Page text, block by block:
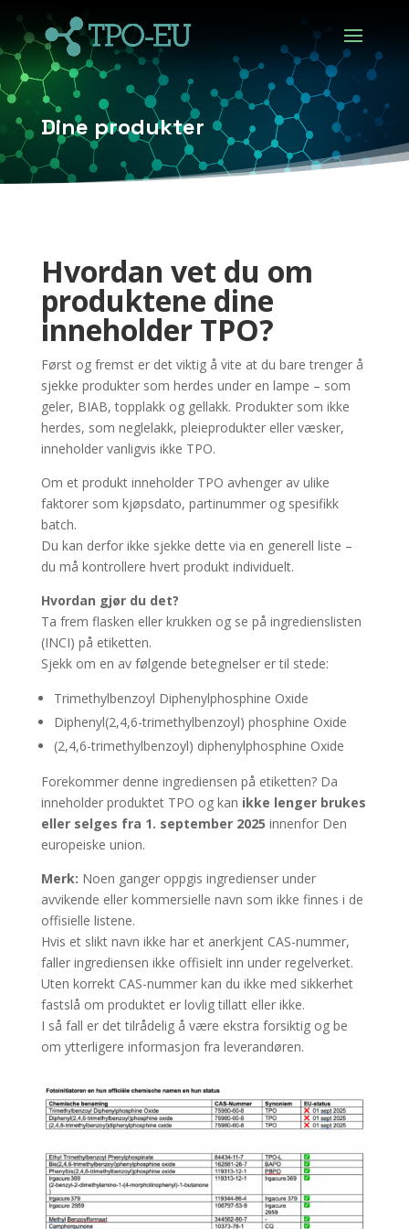
Dine produkter
Hvordan vet du om
produktene dine
inneholder TPO?
Først og fremst er det viktig å vite at du bare trenger å
sjekke produkter som herdes under en lampe – som
geler, BIAB, topplakk og gellakk. Produkter som ikke
herdes, som neglelakk, pleieprodukter eller væsker,
inneholder vanligvis ikke TPO.
Om et produkt inneholder TPO avhenger av ulike
faktorer som kjøpsdato, partinummer og spesifikk
batch.
Du kan derfor ikke sjekke dette via en generell liste –
du må kontrollere hvert produkt individuelt.
Hvordan gjør du det?
Ta frem flasken eller krukken og se på ingredienslisten
(INCI) på etiketten.
Sjekk om en av følgende betegnelser er til stede:
Trimethylbenzoyl Diphenylphosphine Oxide
Diphenyl(2,4,6-trimethylbenzoyl) phosphine Oxide
(2,4,6-trimethylbenzoyl) diphenylphosphine Oxide
Forekommer denne ingrediensen på etiketten? Da
inneholder produktet TPO og kan ikke lenger brukes
eller selges fra 1. september 2025 innenfor Den
europeiske union.
Merk: Noen ganger oppgis ingredienser under
avvikende eller kommersielle navn som ikke finnes i de
offisielle listene.
Hvis et slikt navn ikke har et anerkjent CAS-nummer,
faller ingrediensen ikke offisielt inn under regelverket.
Uten korrekt CAS-nummer kan du ikke med sikkerhet
fastslå om produktet er lovlig tillatt eller ikke.
I så fall er det tilrådelig å være ekstra forsiktig og be
om ytterligere informasjon fra leverandøren.